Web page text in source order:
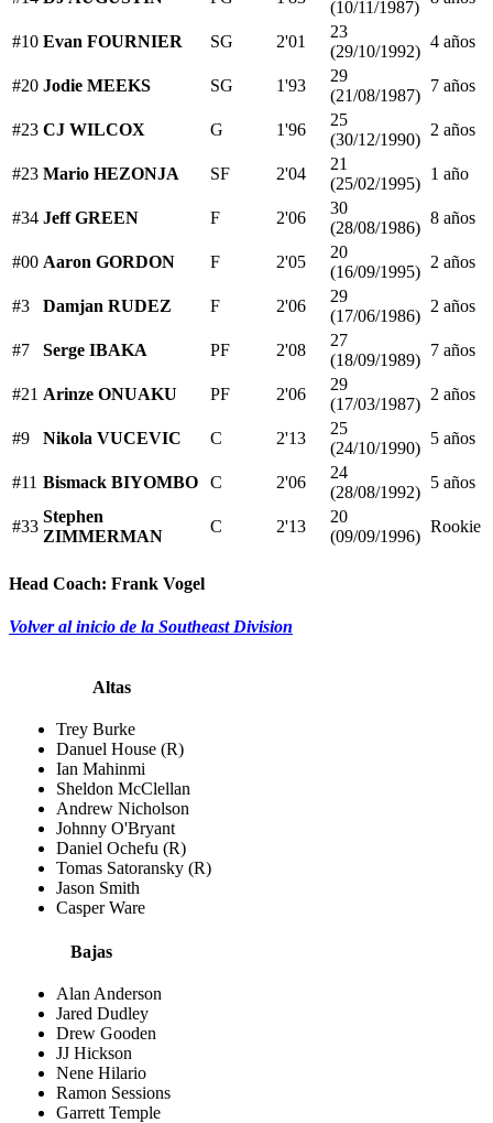
(10/11/1987)
#10 Evan FOURNIER SG 2'01
23
(29/10/1992)
4 años
#20 Jodie MEEKS SG 1'93
29
(21/08/1987)
7 años
#23 CJ WILCOX G 1'96
25
(30/12/1990)
2 años
#23 Mario HEZONJA SF 2'04
21
(25/02/1995)
1 año
#34 Jeff GREEN F 2'06
30
(28/08/1986)
8 años
#00 Aaron GORDON F 2'05
20
(16/09/1995)
2 años
#3 Damjan RUDEZ F 2'06
29
(17/06/1986)
2 años
#7 Serge IBAKA PF 2'08
27
(18/09/1989)
7 años
#21 Arinze ONUAKU PF 2'06
29
(17/03/1987)
2 años
#9 Nikola VUCEVIC C 2'13
25
(24/10/1990)
5 años
#11 Bismack BIYOMBO C 2'06
24
(28/08/1992)
5 años
#33
Stephen
ZIMMERMAN
C 2'13
20
(09/09/1996)
Rookie
Head Coach: Frank Vogel
Volver al inicio de la Southeast Division
Altas
Trey Burke
Danuel House (R)
Ian Mahinmi
Sheldon McClellan
Andrew Nicholson
Johnny O'Bryant
Daniel Ochefu (R)
Tomas Satoransky (R)
Jason Smith
Casper Ware
Bajas
Alan Anderson
Jared Dudley
Drew Gooden
JJ Hickson
Nene Hilario
Ramon Sessions
Garrett Temple